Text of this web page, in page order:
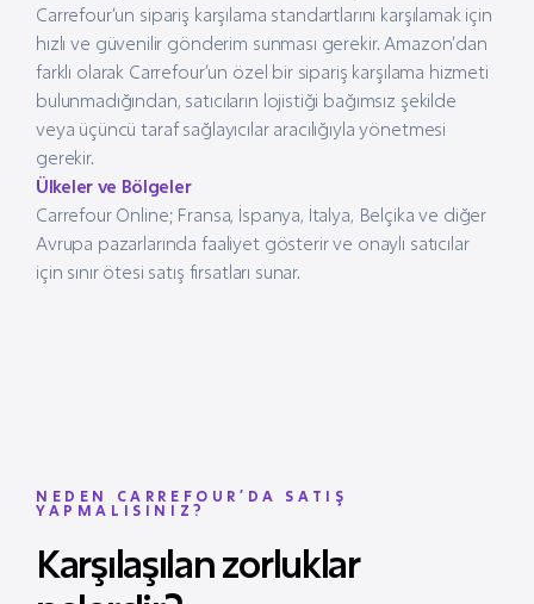
NEDEN CARREFOUR’DA SATIŞ
YAPMALISINIZ?
Karşılaşılan zorluklar
Carrefour’un sipariş karşılama standartlarını karşılamak için
hızlı ve güvenilir gönderim sunması gerekir. Amazon’dan
farklı olarak Carrefour’un özel bir sipariş karşılama hizmeti
bulunmadığından, satıcıların lojistiği bağımsız şekilde
veya üçüncü taraf sağlayıcılar aracılığıyla yönetmesi
gerekir.
Ülkeler ve Bölgeler
Carrefour Online; Fransa, İspanya, İtalya, Belçika ve diğer
Avrupa pazarlarında faaliyet gösterir ve onaylı satıcılar
için sınır ötesi satış fırsatları sunar.